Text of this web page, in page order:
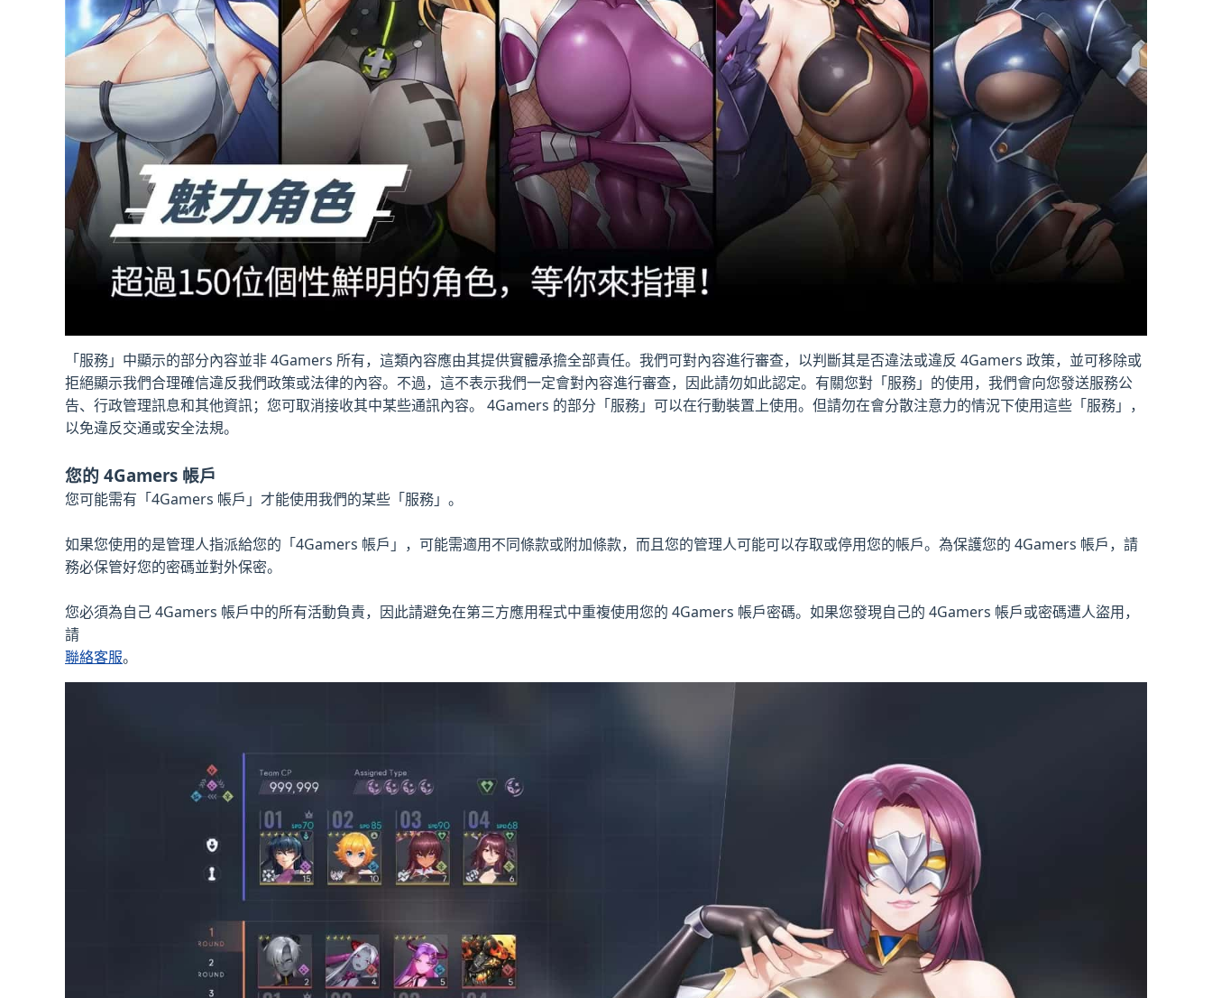
「服務」中顯示的部分內容並非 4Gamers 所有，這類內容應由其提供實體承擔全部責任。我們可對內容進行審查，以判斷其是否違法或違反 4Gamers 政策，並可移除或
拒絕顯示我們合理確信違反我們政策或法律的內容。不過，這不表示我們一定會對內容進行審查，因此請勿如此認定。有關您對「服務」的使用，我們會向您發送服務公
告、行政管理訊息和其他資訊；您可取消接收其中某些通訊內容。 4Gamers 的部分「服務」可以在行動裝置上使用。但請勿在會分散注意力的情況下使用這些「服務」，
以免違反交通或安全法規。
您的 4Gamers 帳戶
您可能需有「4Gamers 帳戶」才能使用我們的某些「服務」。
如果您使用的是管理人指派給您的「4Gamers 帳戶」，可能需適用不同條款或附加條款，而且您的管理人可能可以存取或停用您的帳戶。為保護您的 4Gamers 帳戶，請
務必保管好您的密碼並對外保密。
您必須為自己 4Gamers 帳戶中的所有活動負責，因此請避免在第三方應用程式中重複使用您的 4Gamers 帳戶密碼。如果您發現自己的 4Gamers 帳戶或密碼遭人盜用，
請
聯絡客服。